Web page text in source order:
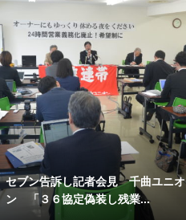
セブン告訴し記者会見 千曲ユニオ
ン 「３６協定偽装し残業...